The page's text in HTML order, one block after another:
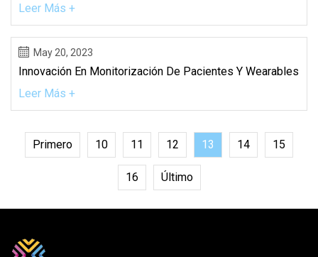
Leer Más +
May 20, 2023
Innovación En Monitorización De Pacientes Y Wearables
Leer Más +
Primero 10 11 12 13 14 15
16 Último